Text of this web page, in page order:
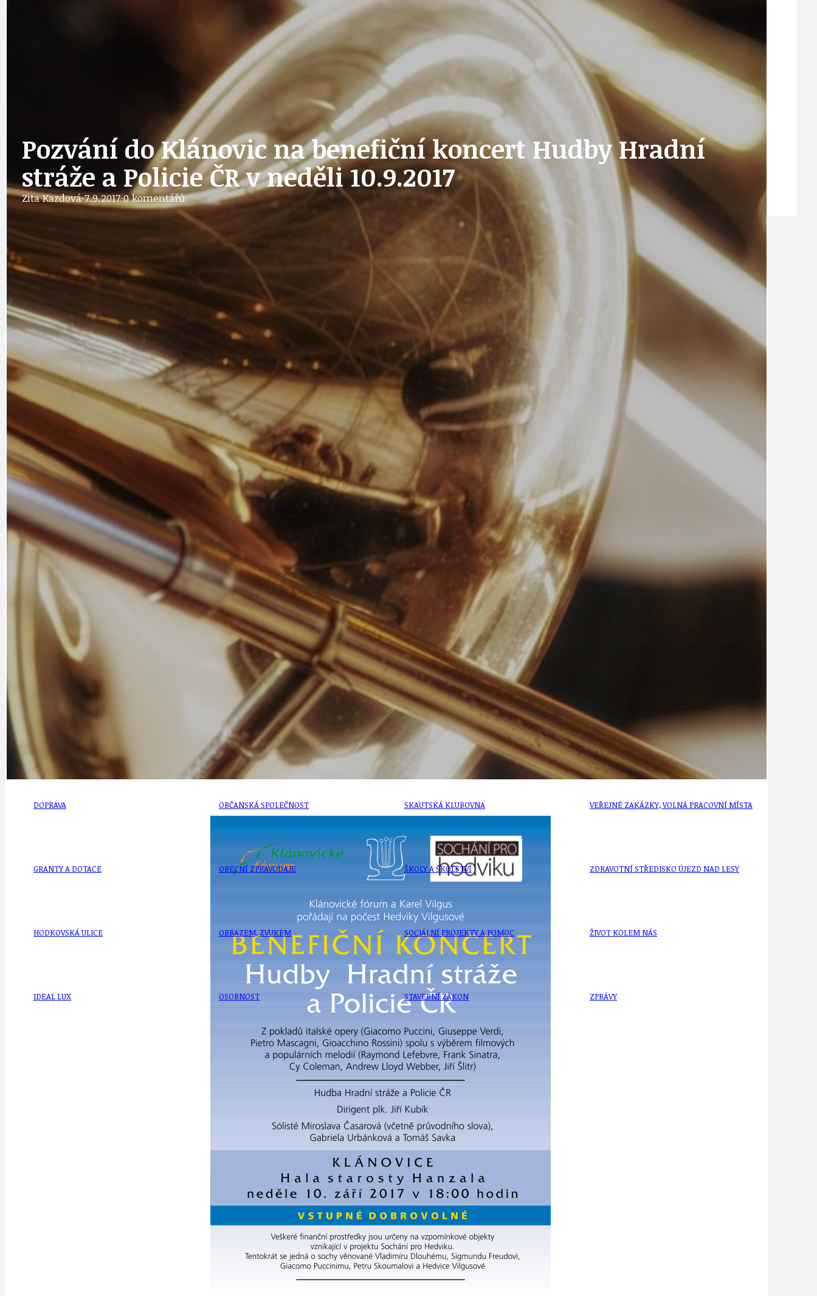
HODKOVSKÁ ULICE
IDEAL LUX
OBČANSKÁ SPOLEČNOST
OBECNÍ ZPRAVODAJE
OBRAZEM, ZVUKEM
OSOBNOST
SKAUTSKÁ KLUBOVNA
ŠKOLY A ŠKOLSTVÍ
SOCIÁLNÍ PROJEKTY A POMOC
VEŘEJNÉ ZAKÁZKY, VOLNÁ PRACOVNÍ MÍSTA
ZDRAVOTNÍ STŘEDISKO ÚJEZD NAD LESY
ŽIVOT KOLEM NÁS
PRAHA UDRŽITELNÁ
DEZINFORMACE
CYKLOVÝLETY
DALŠÍ
BÁSNĚ. FEJETONY. SATIRA
CYKLOVÝLETY
DATA A VÝROČÍ
DEZINFORMACE
DOPRAVA
GRANTY A DOTACE
HODKOVSKÁ ULICE
IDEAL LUX
JEDNOU VĚTOU
KLÁNOVICKÁ SPOJKA
KRUHOVÝ OBJEZD V KOLODĚJÍCH
KULTURNÍ MOZAIKA
NÁDRAŽÍ PRAHA - KLÁNOVICE A PARKOVÁNÍ
NÁZOR
NEZAŘAZENÉ
OBČANSKÁ SPOLEČNOST
OBECNÍ ZPRAVODAJE
OBRAZEM, ZVUKEM
OSOBNOST
PETICE, VÝZVY, HLASOVÁNÍ, SOUTĚŽE
POLITIKA
POZVÁNKY
PRAHA UDRŽITELNÁ
PRAŽSKÉ STAVEBNÍ PŘEDPISY
PŘELOŽKA I/12 A STAVBA 511
PŘEVZATÉ ZPRÁVY Z ÚŘADU MČ PRAHA 21
SKAUTSKÁ KLUBOVNA
ŠKOLY A ŠKOLSTVÍ
SOCIÁLNÍ PROJEKTY A POMOC
STAVEBNÍ ZÁKON
TÉMATA SPÍCÍ
UDRŽITELNOST
ÚJEZDSKÉ JEDNOSMĚRKY
ÚZEMNÍ A STRATEGICKÝ PLÁN
VEŘEJNÉ ZAKÁZKY, VOLNÁ PRACOVNÍ MÍSTA
ZDRAVOTNÍ STŘEDISKO ÚJEZD NAD LESY
ŽIVOT KOLEM NÁS
ZPRÁVY
Pozvání do Klánovic na benefiční koncert Hudby Hradní
stráže a Policie ČR v neděli 10.9.2017
Zita Kazdová·7.9.2017·0 komentářů